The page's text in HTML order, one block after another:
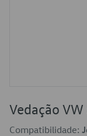
Vedação
Compatibilidade: